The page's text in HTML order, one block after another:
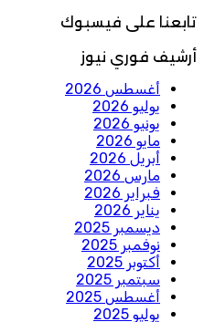
تابعنا على فيسبوك
أرشيف فوري نيوز
أغسطس 2026
يوليو 2026
يونيو 2026
مايو 2026
أبريل 2026
مارس 2026
فبراير 2026
يناير 2026
ديسمبر 2025
نوفمبر 2025
أكتوبر 2025
سبتمبر 2025
أغسطس 2025
يوليو 2025